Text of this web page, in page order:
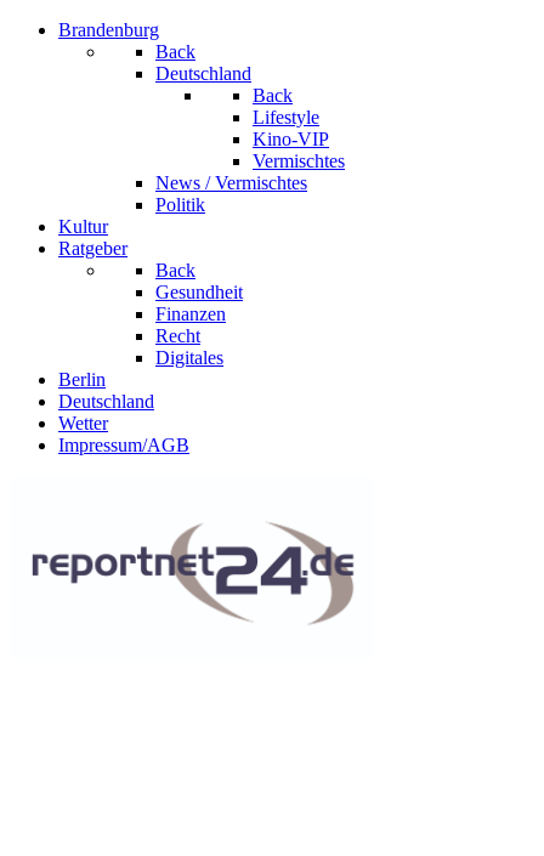
Brandenburg
Back
Deutschland
Back
Lifestyle
Kino-VIP
Vermischtes
News / Vermischtes
Politik
Kultur
Ratgeber
Back
Gesundheit
Finanzen
Recht
Digitales
Berlin
Deutschland
Wetter
Impressum/AGB